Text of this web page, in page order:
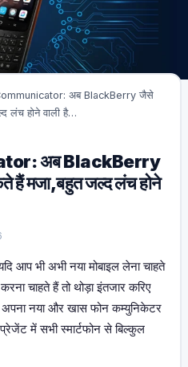
अब BlackBerry जैसे
लंच होने वाली है…
अब BlackBerry
हैं मजा,बहुत जल्द लंच होने
आप भी अभी नया मोबाइल लेना चाहते
चाहते हैं तो थोड़ा इंतजार करिए
नया और खास फोन कम्युनिकेटर
में सभी स्मार्टफोन से बिल्कुल